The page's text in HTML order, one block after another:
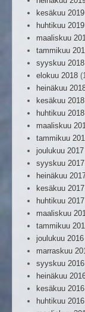
kesäkuu 2019
huhtikuu 2019
maaliskuu
tammikuu
syyskuu 2018
elokuu 2018
heinäkuu
kesäkuu 2018
huhtikuu 2018
maaliskuu
tammikuu
joulukuu 2017
syyskuu 2017
heinäkuu
kesäkuu 2017
huhtikuu 2017
maaliskuu
tammikuu
joulukuu 2016
marraskuu
syyskuu 2016
heinäkuu
kesäkuu 2016
huhtikuu 2016